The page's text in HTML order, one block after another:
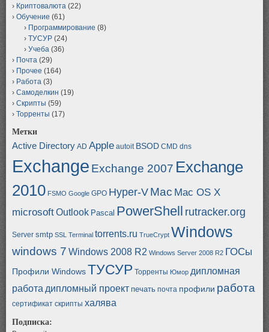
Криптовалюта (22)
Обучение (61)
Программирование (8)
ТУСУР (24)
Учеба (36)
Почта (29)
Прочее (164)
Работа (3)
Самоделкин (19)
Скрипты (59)
Торренты (17)
Метки
Active Directory AD Apple autoit BSOD CMD dns
Exchange Exchange 2007 Exchange
2010 FSMO Google GPO Hyper-V Mac Mac OS X
microsoftOutlook Pascal PowerShell rutracker.org
Server smtp SSL Terminal torrents.ru TrueCrypt Windows
windows 7 Windows 2008 R2 Windows Server 2008 R2 ГОСы
Профили WindowsТУСУР Торренты Юмор дипломная
работа дипломный проект печать почта профили работа
сертификат скрипты халява
Подписка: